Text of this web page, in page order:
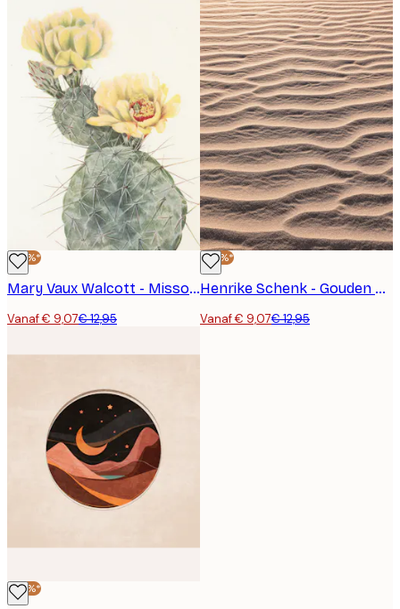
-30%*
Mary Vaux Walcott - Missouri Prickly Pear Uit North American Wildflowers (1925) Door Mary Vaux Walcott. Poster
Vanaf € 9,07€ 12,95
-30%*
Henrike Schenk - Gouden Zandgolven Poster
Vanaf € 9,07€ 12,95
-30%*